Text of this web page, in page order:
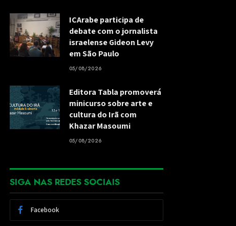
ICArabe participa de
debate com o jornalista
israelense Gideon Levy
em São Paulo
05/08/2026
Editora Tabla promoverá
minicurso sobre arte e
cultura do Irã com
Khazar Masoumi
05/08/2026
SIGA NAS REDES SOCIAIS
Facebook